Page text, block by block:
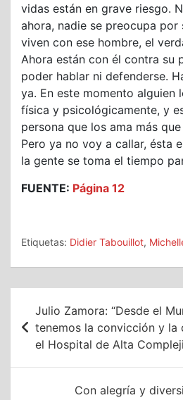
vidas están en grave riesgo.
ahora, nadie se preocupa por
viven con ese hombre, el
Ahora están con él contra su
poder hablar ni defenderse.
ya. En este momento alguien
física y psicológicamente, y
persona que los ama más
Pero ya no voy a callar, ésta
la gente se toma el tiempo
FUENTE: Página 12
Etiquetas: Didier Tabouillot,
Navegación
de
entradas
Julio Zamora: “Desde el
tenemos la convicción y la
el Hospital de Alta
Con alegría y